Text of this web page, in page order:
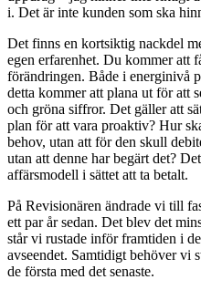
i. Det är inte kunden som ska
Det finns en kortsiktig nackdel
egen erfarenhet. Du kommer att
förändringen. Både i energinivå
detta kommer att plana ut för att
och gröna siffror. Det gäller att
plan för att vara proaktiv? Hur
behov, utan att för den skull
utan att denne har begärt det?
affärsmodell i sättet att ta betalt.
På Revisionären ändrade vi till
ett par år sedan. Det blev det
står vi rustade inför framtiden i
avseendet. Samtidigt behöver vi
de första med det senaste.